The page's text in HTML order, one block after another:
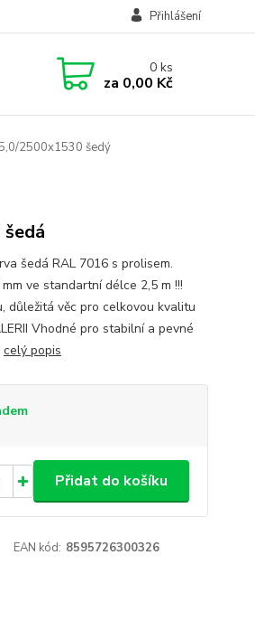
Přihlášení
0ks
za 0,00 Kč
2500x1530 šedý
šedá RAL 7016 s prolisem.
ve standartní délce 2,5 m !!!
důležitá věc pro celkovou kvalitu
Vhodné pro stabilní a pevné
celý popis
Přidat do košíku
EAN kód: 8595726300326